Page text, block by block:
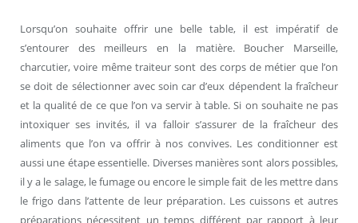
Lorsqu’on souhaite offrir une belle table, il est impératif de
s’entourer des meilleurs en la matière. Boucher Marseille,
charcutier, voire même traiteur sont des corps de métier que l’on
se doit de sélectionner avec soin car d’eux dépendent la fraîcheur
et la qualité de ce que l’on va servir à table. Si on souhaite ne pas
intoxiquer ses invités, il va falloir s’assurer de la fraîcheur des
aliments que l’on va offrir à nos convives. Les conditionner est
aussi une étape essentielle. Diverses manières sont alors possibles,
il y a le salage, le fumage ou encore le simple fait de les mettre dans
le frigo dans l’attente de leur préparation. Les cuissons et autres